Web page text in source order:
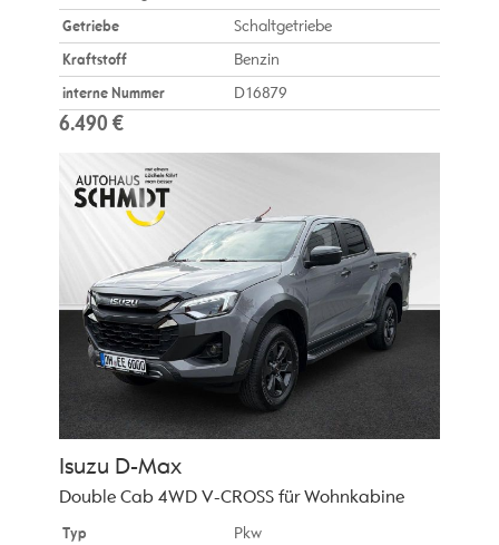
Getriebe
Schaltgetriebe
Kraftstoff
Benzin
interne Nummer
D16879
6.490 €
Isuzu D-Max
Double Cab 4WD V-CROSS für Wohnkabine
Typ
Pkw